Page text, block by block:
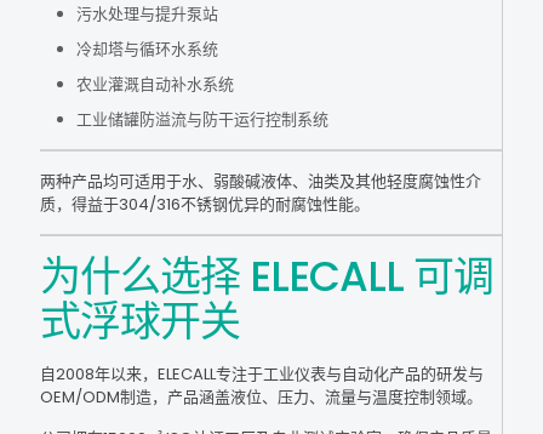
污水处理与提升泵站
冷却塔与循环水系统
农业灌溉自动补水系统
工业储罐防溢流与防干运行控制系统
两种产品均可适用于水、弱酸碱液体、油类及其他轻度腐蚀性介
质，得益于304/316不锈钢优异的耐腐蚀性能。
为什么选择 ELECALL 可调
式浮球开关
自2008年以来，ELECALL专注于工业仪表与自动化产品的研发与
OEM/ODM制造，产品涵盖液位、压力、流量与温度控制领域。